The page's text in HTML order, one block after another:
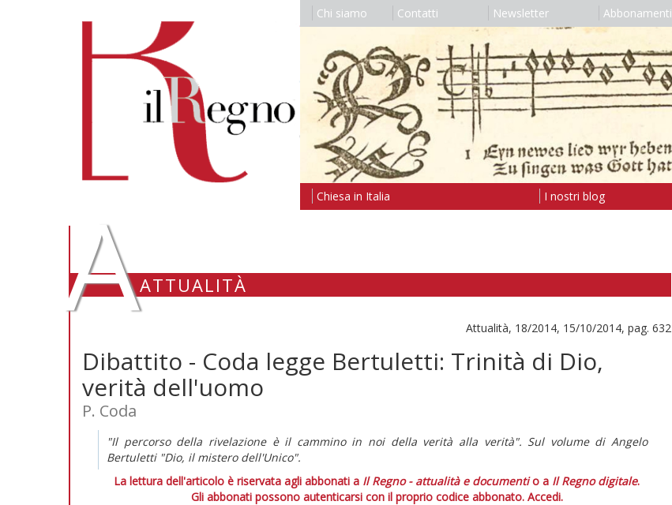
Chi siamo Contatti Newsletter Abbonamenti
Chiesa in Italia I nostri blog
AATTUALITÀ
Attualità, 18/2014, 15/10/2014, pag. 632
Dibattito - Coda legge Bertuletti: Trinità di Dio,
verità dell'uomo
P. Coda
"Il percorso della rivelazione è il cammino in noi della verità alla verità". Sul volume di Angelo
Bertuletti "Dio, il mistero dell'Unico".
La lettura dell'articolo è riservata agli abbonati a Il Regno - attualità e documentio a Il Regno digitale.
Gli abbonati possono autenticarsi con il proprio codice abbonato. Accedi.